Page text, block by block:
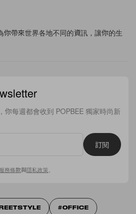
你帶來世界各地不同的資訊，讓你的生
你每週都會收到 POPBEE 獨家時尚新
訂閱
服務條款與隱私政策
OFFICE